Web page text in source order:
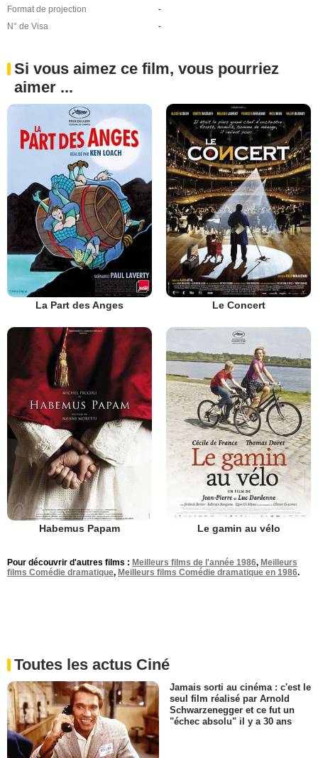
Format de projection
-
N° de Visa
-
Si vous aimez ce film, vous pourriez
aimer ...
La Part des Anges Le Concert
Habemus Papam Le gamin au vélo
Pour découvrir d'autres films : Meilleurs films de l'année 1986, Meilleurs
films Comédie dramatique, Meilleurs films Comédie dramatique en 1986.
Toutes les actus Ciné
Jamais sorti au cinéma : c'est le
seul film réalisé par Arnold
Schwarzenegger et ce fut un
"échec absolu" il y a 30 ans